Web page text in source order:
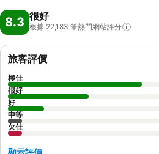
8.3 很好
根據 22,183 筆熱門網站評分
旅客評價
極佳
很好
好
中等
欠佳
顯示評價